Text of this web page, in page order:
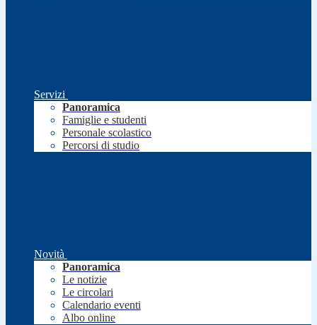
Servizi
Panoramica
Famiglie e studenti
Personale scolastico
Percorsi di studio
Novità
Panoramica
Le notizie
Le circolari
Calendario eventi
Albo online